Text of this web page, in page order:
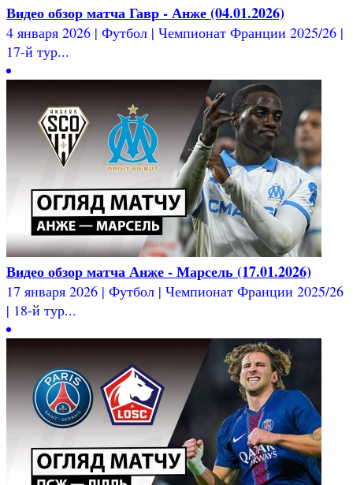
Видео обзор матча Гавр - Анже (04.01.2026)
4 января 2026 | Футбол | Чемпионат Франции 2025/26 |
17-й тур...
Видео обзор матча Анже - Марсель (17.01.2026)
17 января 2026 | Футбол | Чемпионат Франции 2025/26
| 18-й тур...